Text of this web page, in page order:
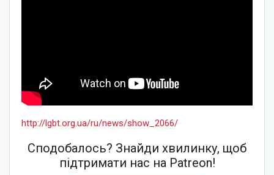
http://lgbt.org.ua/ru/news/show_2066/
Сподобалось? Знайди хвилинку, щоб
підтримати нас на Patreon!